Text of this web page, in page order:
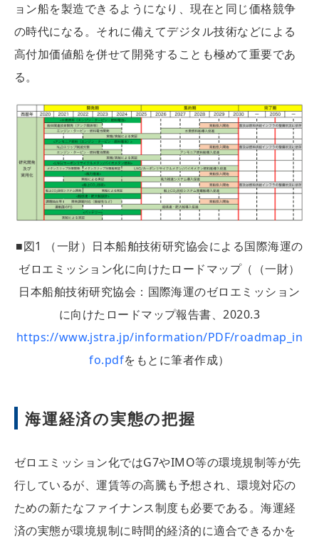
ョン船を製造できるようになり、現在と同じ価格競争
の時代になる。それに備えてデジタル技術などによる
高付加価値船を併せて開発することも極めて重要であ
る。
■図1 （一財）日本船舶技術研究協会による国際海運の
ゼロエミッション化に向けたロードマップ（（一財）
日本船舶技術研究協会：国際海運のゼロエミッション
に向けたロードマップ報告書、2020.3
https://www.jstra.jp/information/PDF/roadmap_in
fo.pdfをもとに筆者作成）
海運経済の実態の把握
ゼロエミッション化ではG7やIMO等の環境規制等が先
行しているが、運賃等の高騰も予想され、環境対応の
ための新たなファイナンス制度も必要である。海運経
済の実態が環境規制に時間的経済的に適合できるかを